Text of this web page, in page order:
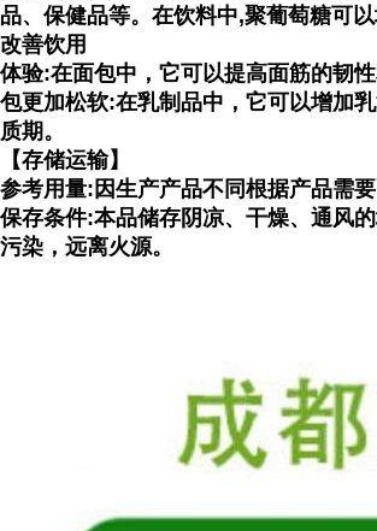
品、保健品等。在饮料中,聚葡萄糖可
改善饮用
体验:在面包中，它可以提高面筋的韧
包更加松软:在乳制品中，它可以增加
质期。
【存储运输】
参考用量:因生产产品不同根据产品需要
保存条件:本品储存阴凉、干燥、通风
污染，远离火源。